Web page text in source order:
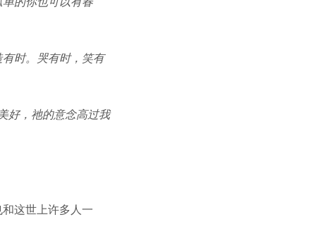
时。哭有时，笑有
好，祂的意念高过我
这世上许多人一